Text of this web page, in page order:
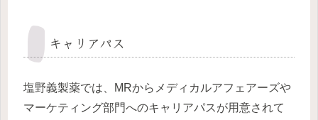
キャリアパス
塩野義製薬では、MRからメディカルアフェアーズや
マーケティング部門へのキャリアパスが用意されて